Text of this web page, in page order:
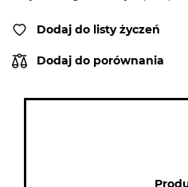
Dodaj do listy życzeń
Dodaj do porównania